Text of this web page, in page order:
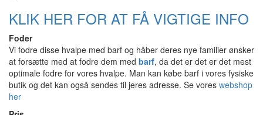
KLIK HER FOR AT FÅ VIGTIGE INFO
Foder
Vi fodre disse hvalpe med barf og håber deres nye familier ønsker
at forsætte med at fodre dem med barf, da det er det er det mest
optimale fodre for vores hvalpe. Man kan købe barf i vores fysiske
butik og det kan også sendes til jeres adresse. Se vores webshop
her